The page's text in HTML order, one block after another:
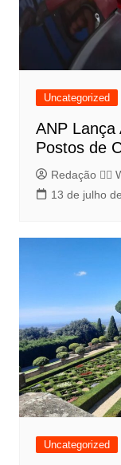
Uncategorized
ANP Lança
Postos de
Redação 👨‍⚖️​
13 de julho
Uncategorized